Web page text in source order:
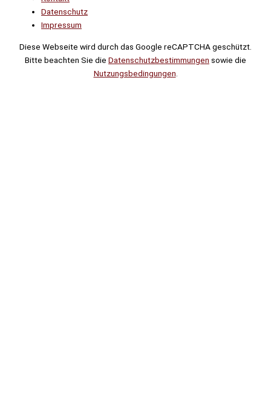
Datenschutz
Impressum
Diese Webseite wird durch das Google reCAPTCHA geschützt.
Bitte beachten Sie die Datenschutzbestimmungen sowie die
Nutzungsbedingungen